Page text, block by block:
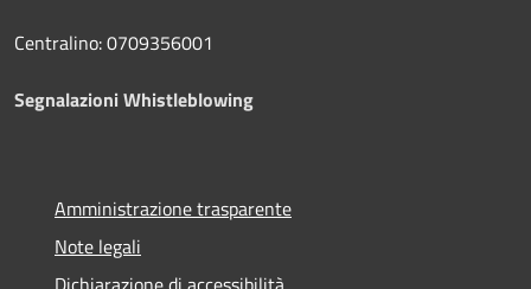
Centralino: 0709356001
Segnalazioni Whistleblowing
Amministrazione trasparente
Note legali